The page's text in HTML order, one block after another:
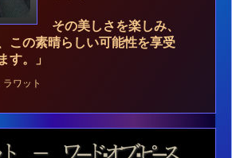
その美しさを楽しみ、
この素晴らしい可能性を享受
す。」
ット